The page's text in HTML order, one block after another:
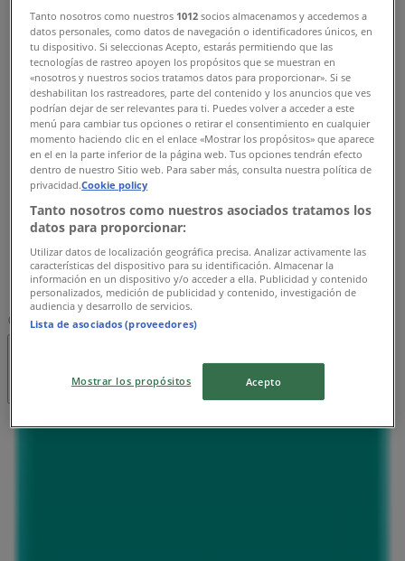
日曜日
10:00 - 21:00
月曜日
10:00 - 20:00
火曜日
10:00 - 20:00
水曜日
10:00 - 20:00
木曜日
10:00 - 20:00
金曜日
10:00 - 20:00
土曜日
10:00 - 21:00
マップ
日曜日
Tanto nosotros como nuestros 1012 socios almacenamos y accedemos a
datos personales, como datos de navegación o identificadores únicos, en
tu dispositivo. Si seleccionas Acepto, estarás permitiendo que las
tecnologías de rastreo apoyen los propósitos que se muestran en
«nosotros y nuestros socios tratamos datos para proporcionar». Si se
deshabilitan los rastreadores, parte del contenido y los anuncios que ves
podrían dejar de ser relevantes para ti. Puedes volver a acceder a este
menú para cambiar tus opciones o retirar el consentimiento en cualquier
momento haciendo clic en el enlace «Mostrar los propósitos» que aparece
en el en la parte inferior de la página web. Tus opciones tendrán efecto
dentro de nuestro Sitio web. Para saber más, consulta nuestra política de
privacidad.Cookie policy
Tanto nosotros como nuestros asociados tratamos los
datos para proporcionar:
Utilizar datos de localización geográfica precisa. Analizar activamente las
características del dispositivo para su identificación. Almacenar la
información en un dispositivo y/o acceder a ella. Publicidad y contenido
personalizados, medición de publicidad y contenido, investigación de
audiencia y desarrollo de servicios.
Lista de asociados (proveedores)
Mostrar los propósitos Acepto